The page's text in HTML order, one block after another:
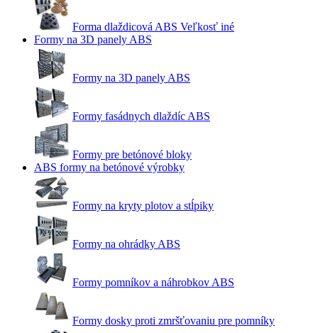
Forma dlaždicová ABS Veľkosť iné
Formy na 3D panely ABS
Formy na 3D panely ABS
Formy fasádnych dlaždíc ABS
Formy pre betónové bloky
ABS formy na betónové výrobky
Formy na kryty plotov a stĺpiky
Formy na ohrádky ABS
Formy pomníkov a náhrobkov ABS
Formy dosky proti zmršťovaniu pre pomníky